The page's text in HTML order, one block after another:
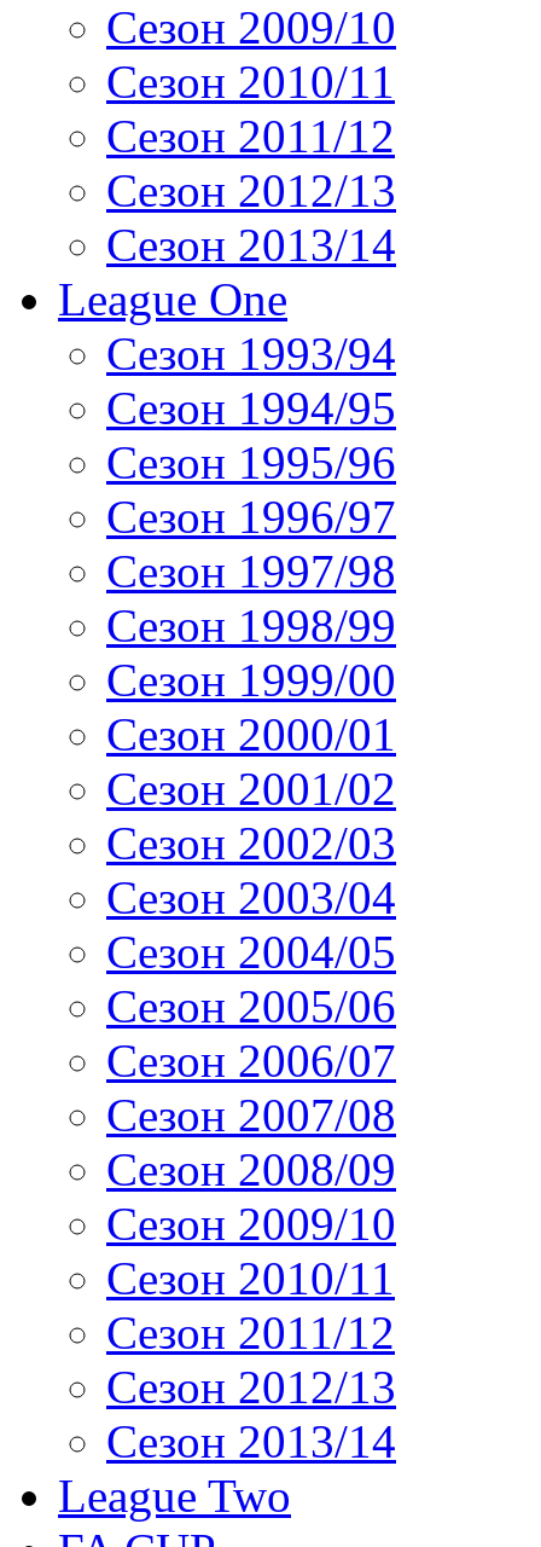
Сезон 2009/10
Сезон 2010/11
Сезон 2011/12
Сезон 2012/13
Сезон 2013/14
League One
Сезон 1993/94
Сезон 1994/95
Сезон 1995/96
Сезон 1996/97
Сезон 1997/98
Сезон 1998/99
Сезон 1999/00
Сезон 2000/01
Сезон 2001/02
Сезон 2002/03
Сезон 2003/04
Сезон 2004/05
Сезон 2005/06
Сезон 2006/07
Сезон 2007/08
Сезон 2008/09
Сезон 2009/10
Сезон 2010/11
Сезон 2011/12
Сезон 2012/13
Сезон 2013/14
League Two